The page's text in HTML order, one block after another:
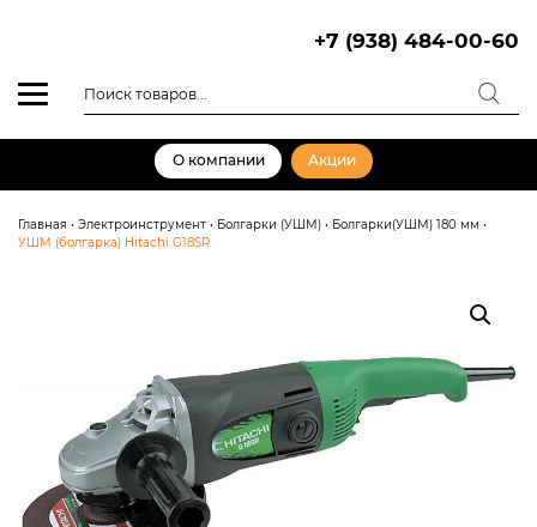
+7 (938) 484-00-60
товаров
О компании Акции
Главная • Электроинструмент • Болгарки (УШМ) • Болгарки(УШМ) 180 мм •
УШМ (болгарка) Hitachi G18SR